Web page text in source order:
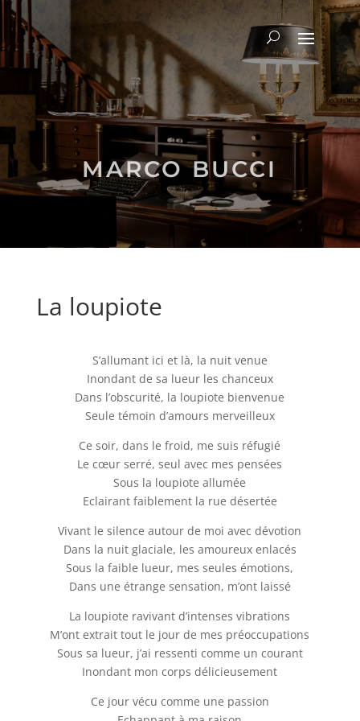
MARCO BUCCI
La loupiote
S’allumant ici et là, la nuit venue
Inondant de sa lueur les chanceux
Dans l’obscurité, la loupiote bienvenue
Seule témoin d’amours merveilleux
Ce soir, dans le froid, me suis réfugié
Le cœur serré, seul avec mes pensées
Sous la loupiote allumée
Eclairant faiblement la rue désertée
Vivant le silence autour de moi avec dévotion
Dans la nuit glaciale, les amoureux enlacés
Sous la faible lueur, mes seules émotions,
Dans une étrange sensation, m’ont laissé
La loupiote ravivant d’intenses vibrations
M’ont extrait tout le jour de mes préoccupations
Sous sa lueur, j’ai ressenti comme un courant
Inondant mon corps délicieusement
Ce jour vécu comme une passion